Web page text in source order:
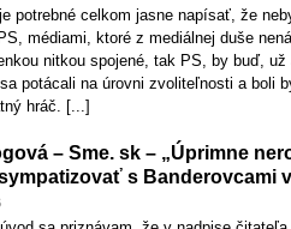
potrebné celkom jasne napísať, že
médiami, ktoré z mediálnej duše
nitkou spojené, tak PS, by buď,
potácali na úrovni zvoliteľnosti a boli
hráč. [...]
– Sme. sk – „Úprimne
s Banderovcami